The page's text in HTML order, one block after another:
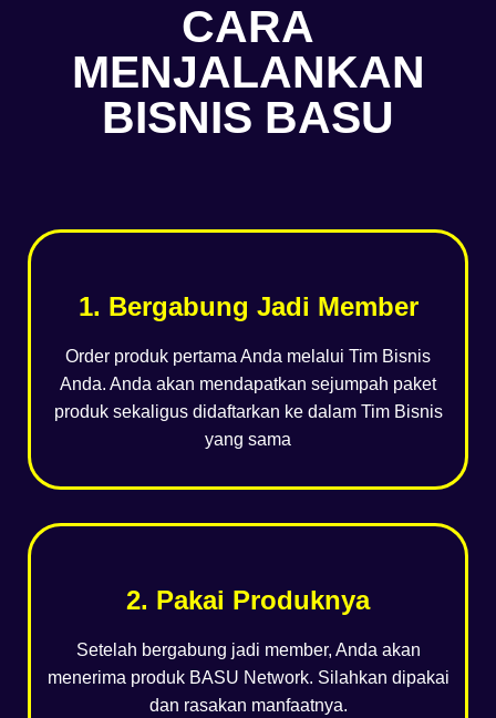
CARA
MENJALANKAN
BISNIS BASU
1. Bergabung Jadi Member
Order produk pertama Anda melalui Tim Bisnis
Anda. Anda akan mendapatkan sejumpah paket
produk sekaligus didaftarkan ke dalam Tim Bisnis
yang sama
2. Pakai Produknya
Setelah bergabung jadi member, Anda akan
menerima produk BASU Network. Silahkan dipakai
dan rasakan manfaatnya.